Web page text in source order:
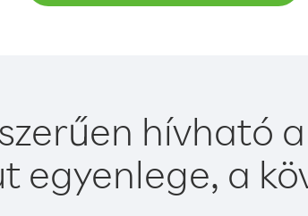
hívható
egyenlege, a